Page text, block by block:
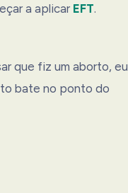
a aplicar EFT.
que fiz um aborto, eu
bate no ponto do